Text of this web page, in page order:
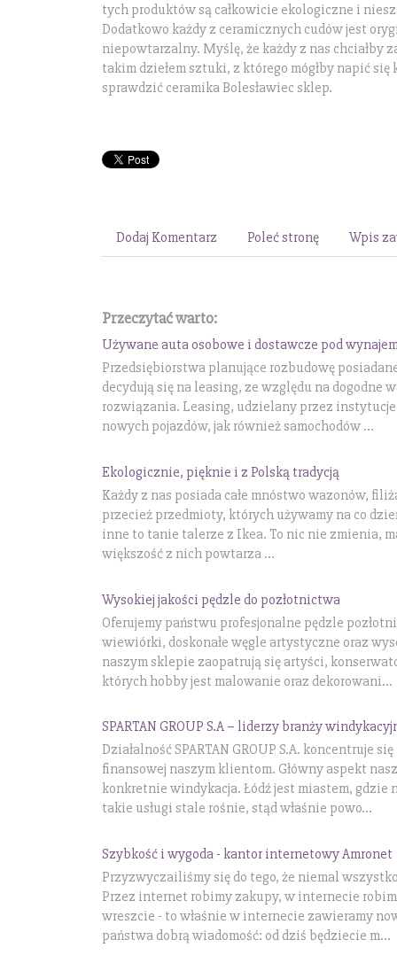
tych produktów są całkowicie ekologiczne i
Dodatkowo każdy z ceramicznych cudów jest
niepowtarzalny. Myślę, że każdy z nas chciałby
takim dziełem sztuki, z którego mógłby napić
sprawdzić ceramika Bolesławiec sklep.
Dodaj Komentarz Poleć stronę Wpis
Przeczytać warto:
Używane auta osobowe i dostawcze pod
Przedsiębiorstwa planujące rozbudowę
decydują się na leasing, ze względu na dogodne
rozwiązania. Leasing, udzielany przez
nowych pojazdów, jak również samochodów ...
Ekologicznie, pięknie i z Polską tradycją
Każdy z nas posiada całe mnóstwo wazonów,
przecież przedmioty, których używamy na co
inne to tanie talerze z Ikea. To nic nie zmienia,
większość z nich powtarza ...
Wysokiej jakości pędzle do pozłotnictwa
Oferujemy państwu profesjonalne pędzle
wiewiórki, doskonałe węgle artystyczne oraz
naszym sklepie zaopatrują się artyści,
których hobby jest malowanie oraz dekorowani...
SPARTAN GROUP S.A – liderzy branży
Działalność SPARTAN GROUP S.A. koncentruje
finansowej naszym klientom. Główny aspekt
konkretnie windykacja. Łódź jest miastem,
takie usługi stale rośnie, stąd właśnie powo...
Szybkość i wygoda - kantor internetowy Amronet
Przyzwyczailiśmy się do tego, że niemal
Przez internet robimy zakupy, w internecie
wreszcie - to właśnie w internecie zawieramy
państwa dobrą wiadomość: od dziś będziecie m...